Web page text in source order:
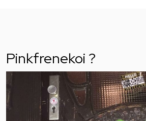
Pinkfrenekoi ?